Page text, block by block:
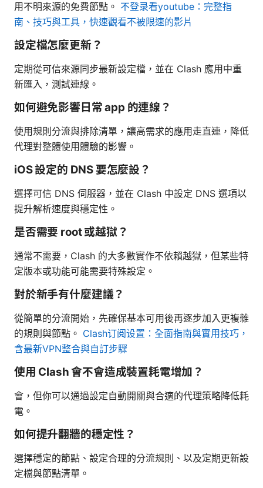
用不明來源的免費節點。 不登录看youtube：完整指
南、技巧與工具，快速觀看不被限速的影片
設定檔怎麼更新？
定期從可信來源同步最新設定檔，並在 Clash 應用中重
新匯入，測試連線。
如何避免影響日常 app 的連線？
使用規則分流與排除清單，讓高需求的應用走直連，降低
代理對整體使用體驗的影響。
iOS 設定的 DNS 要怎麼設？
選擇可信 DNS 伺服器，並在 Clash 中設定 DNS 選項以
提升解析速度與穩定性。
是否需要 root 或越獄？
通常不需要，Clash 的大多數實作不依賴越獄，但某些特
定版本或功能可能需要特殊設定。
對於新手有什麼建議？
從簡單的分流開始，先確保基本可用後再逐步加入更複雜
的規則與節點。 Clash订阅设置：全面指南與實用技巧，
含最新VPN整合與自訂步驟
使用 Clash 會不會造成裝置耗電增加？
會，但你可以通過設定自動開關與合適的代理策略降低耗
電。
如何提升翻牆的穩定性？
選擇穩定的節點、設定合理的分流規則、以及定期更新設
定檔與節點清單。